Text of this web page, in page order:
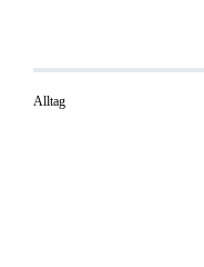
Alltag